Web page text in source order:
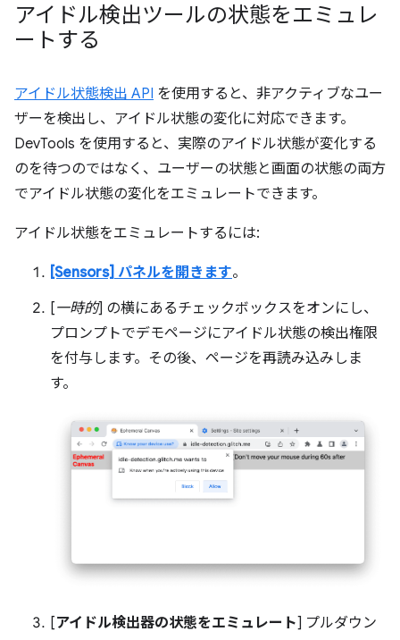
アイドル検出ツールの状態をエミュレ
ートする
アイドル状態検出 API を使用すると、非アクティブなユー
ザーを検出し、アイドル状態の変化に対応できます。
DevTools を使用すると、実際のアイドル状態が変化する
のを待つのではなく、ユーザーの状態と画面の状態の両方
でアイドル状態の変化をエミュレートできます。
アイドル状態をエミュレートするには:
[Sensors] パネルを開きます。
[一時的] の横にあるチェックボックスをオンにし、
プロンプトでデモページにアイドル状態の検出権限
を付与します。その後、ページを再読み込みしま
す。
[アイドル検出器の状態をエミュレート] プルダウン